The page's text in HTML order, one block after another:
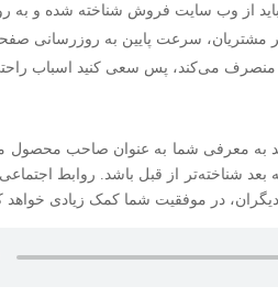
باید از وب سایت فروش شناخته شده و به
مشتریان، سرعت پایین به روزرسانی
منصرف می‌کند، پس سعی کنید اسباب
به معرفی شما به عنوان صاحب محصول
شناخته‌تر از قبل باشد. روابط
در موفقیت شما کمک زیادی خواهد